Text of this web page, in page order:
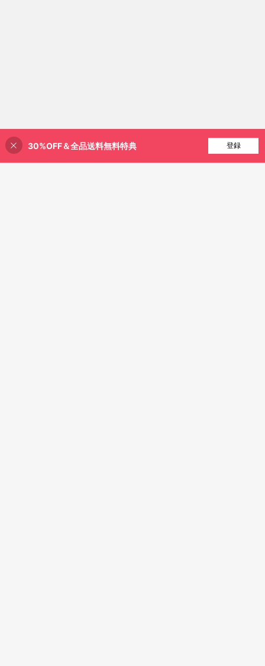
20% 割引！ 買い物かごに追加
30%OFF＆全品送料無料特典 登録